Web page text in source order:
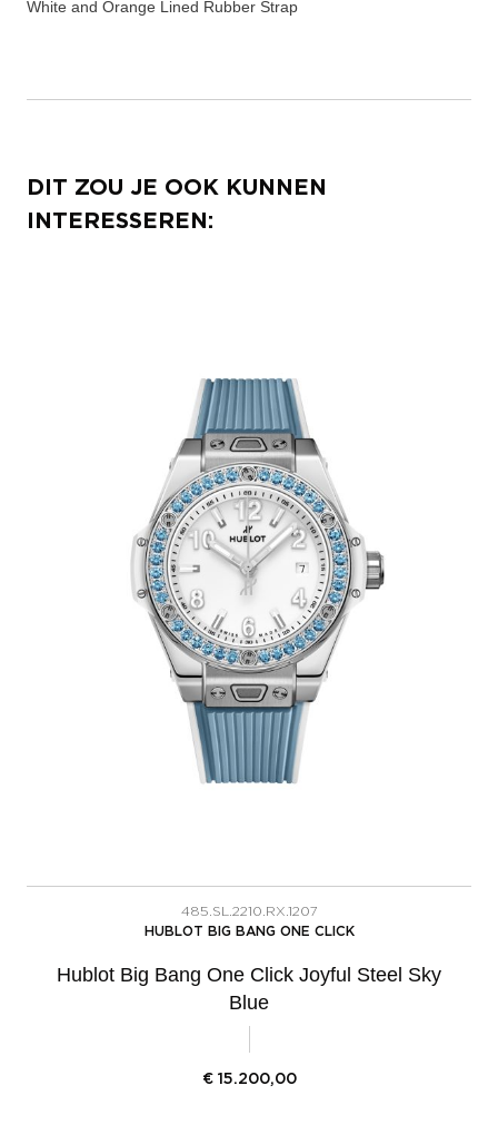
White and Orange Lined Rubber Strap
DIT ZOU JE OOK KUNNEN
INTERESSEREN:
485.SL.2210.RX.1207
HUBLOT BIG BANG ONE CLICK
Hublot Big Bang One Click Joyful Steel Sky
Blue
€ 15.200,00